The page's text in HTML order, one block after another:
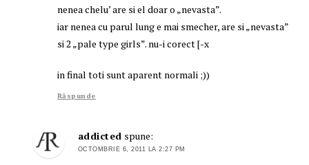
nenea chelu’ are si el doar o „nevasta”.
iar nenea cu parul lung e mai smecher, are si „nevasta”
si 2 „pale type girls”. nu-i corect [-x
in final toti sunt aparent normali ;))
Răspunde
addicted spune:
OCTOMBRIE 6, 2011 LA 2:27 PM